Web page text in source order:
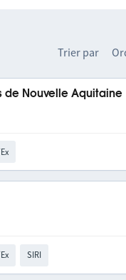
Trier par
de Nouvelle Aquitaine
SIRI